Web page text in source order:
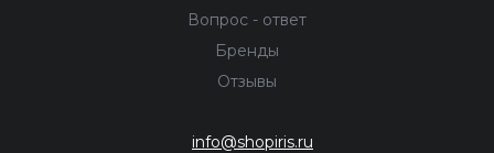
Вопрос - ответ
Бренды
Отзывы
info@shopiris.ru